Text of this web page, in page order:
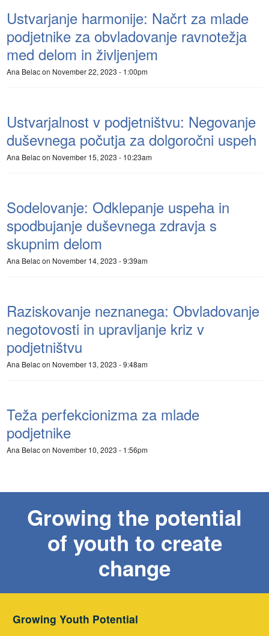
Ustvarjanje harmonije: Načrt za mlade
podjetnike za obvladovanje ravnotežja
med delom in življenjem
Ana Belacon November 22, 2023 - 1:00pm
Ustvarjalnost v podjetništvu: Negovanje
duševnega počutja za dolgoročni uspeh
Ana Belacon November 15, 2023 - 10:23am
Sodelovanje: Odklepanje uspeha in
spodbujanje duševnega zdravja s
skupnim delom
Ana Belacon November 14, 2023 - 9:39am
Raziskovanje neznanega: Obvladovanje
negotovosti in upravljanje kriz v
podjetništvu
Ana Belacon November 13, 2023 - 9:48am
Teža perfekcionizma za mlade
podjetnike
Ana Belacon November 10, 2023 - 1:56pm
Growing the potential
of youth to create
change
Growing Youth Potential